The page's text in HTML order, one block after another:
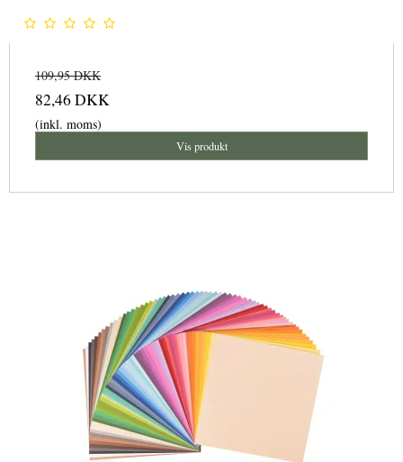
109,95 DKK
82,46 DKK
(inkl. moms)
Vis produkt